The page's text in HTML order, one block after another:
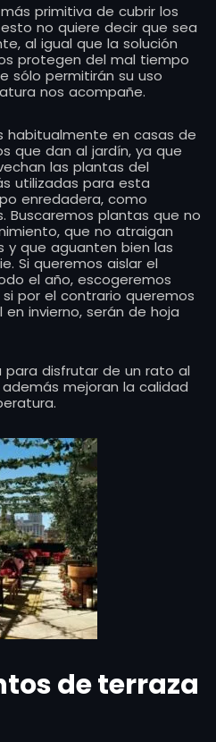
primitiva de cubrir los
no quiere decir que sea
al igual que la solución
protegen del mal tiempo
sólo permitirán su uso
nos acompañe.
habitualmente en casas de
que dan al jardín, ya que
las plantas del
utilizadas para esta
enredadera, como
Buscaremos plantas que no
que no atraigan
y que aguanten bien las
Si queremos aislar el
el año, escogeremos
por el contrario queremos
invierno, serán de hoja
disfrutar de un rato al
mejoran la calidad
de terraza